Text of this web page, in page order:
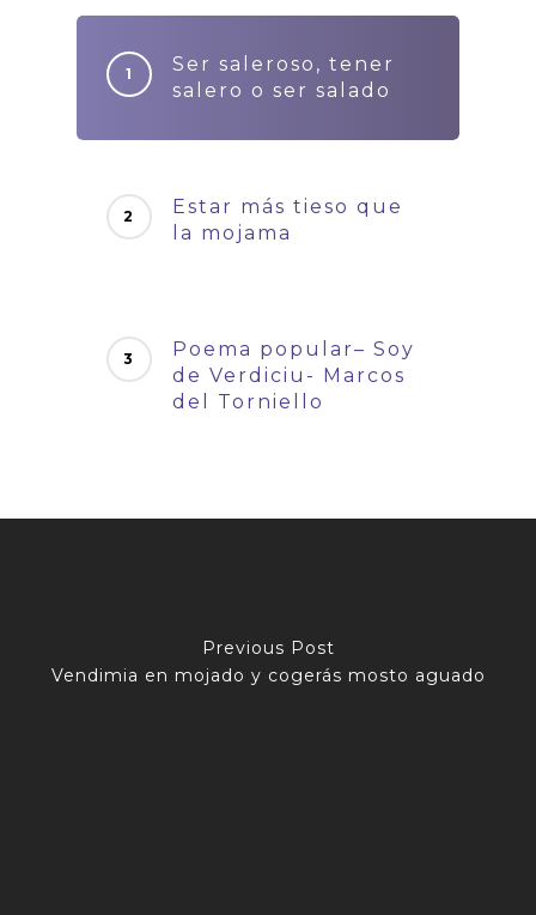
Ser saleroso, tener
salero o ser salado
Estar más tieso que
la mojama
Poema popular– Soy
de Verdiciu- Marcos
del Torniello
Previous Post
Vendimia en mojado y cogerás mosto aguado